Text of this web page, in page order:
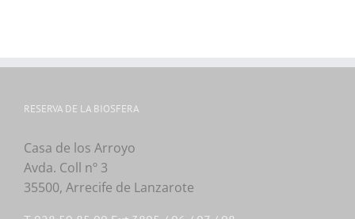
RESERVA DE LA BIOSFERA
Casa de los Arroyo
Avda. Coll nº 3
35500, Arrecife de Lanzarote